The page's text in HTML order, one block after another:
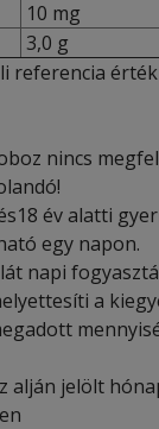
10 mg
3,0 g
referencia
nincs
év alatti
egy napon.
napi
a
alján jelölt